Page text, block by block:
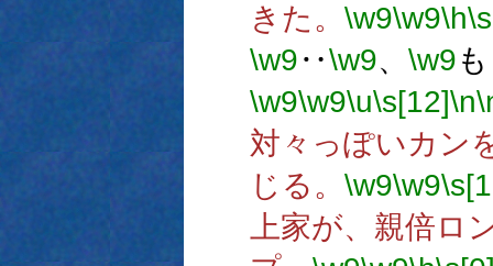
きた。 \w9\w9\h
\w9‥\w9、 \w9
\w9\w9\u\s[12]\n
対々っぽいカン
じる。 \w9\w9
上家が、親倍ロ